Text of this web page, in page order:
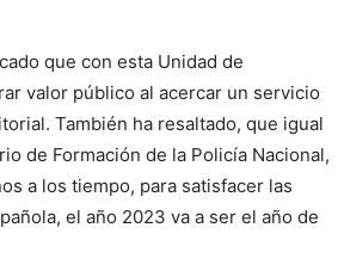
que con esta Unidad de
valor público al acercar un servicio
También ha resaltado, que igual
de Formación de la Policía Nacional,
a los tiempo, para satisfacer las
el año 2023 va a ser el año de